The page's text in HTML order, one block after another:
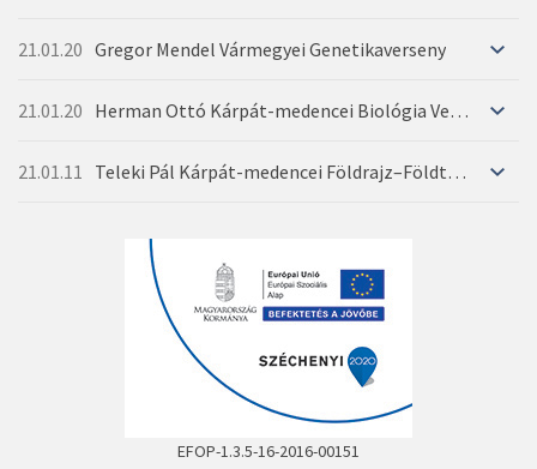
21.01.20 Gregor Mendel Vármegyei Genetikaverseny
21.01.20 Herman Ottó Kárpát-medencei Biológia Verseny
21.01.11 Teleki Pál Kárpát-medencei Földrajz–Földtan Verseny
EFOP-1.3.5-16-2016-00151